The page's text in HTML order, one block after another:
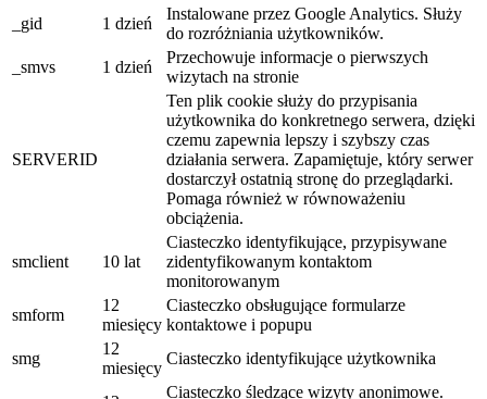
_gid
1 dzień
Instalowane przez Google Analytics. Służy
do rozróżniania użytkowników.
_smvs
1 dzień
Przechowuje informacje o pierwszych
wizytach na stronie
SERVERID
Ten plik cookie służy do przypisania
użytkownika do konkretnego serwera, dzięki
czemu zapewnia lepszy i szybszy czas
działania serwera. Zapamiętuje, który serwer
dostarczył ostatnią stronę do przeglądarki.
Pomaga również w równoważeniu
obciążenia.
smclient 10 lat
Ciasteczko identyfikujące, przypisywane
zidentyfikowanym kontaktom
monitorowanym
smform
12
miesięcy
Ciasteczko obsługujące formularze
kontaktowe i popupu
smg
12
miesięcy
Ciasteczko identyfikujące użytkownika
Ciasteczko śledzące wizyty anonimowe.